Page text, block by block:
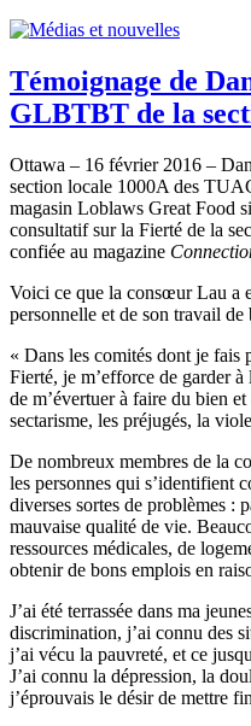
Témoignage de
GLBTBT de la
Ottawa – 16 février 2016 –
section locale 1000A des
magasin Loblaws Great Food
consultatif sur la Fierté de la
confiée au magazine
Voici ce que la consœur Lau a
personnelle et de son travail
« Dans les comités dont je fais
Fierté, je m’efforce de garder
de m’évertuer à faire du bien
sectarisme, les préjugés, la
De nombreux membres de la
les personnes qui s’identifient
diverses sortes de problèmes :
mauvaise qualité de vie.
ressources médicales, de
obtenir de bons emplois en
J’ai été terrassée dans ma
discrimination, j’ai connu des
j’ai vécu la pauvreté, et ce
J’ai connu la dépression, la
j’éprouvais le désir de mettre